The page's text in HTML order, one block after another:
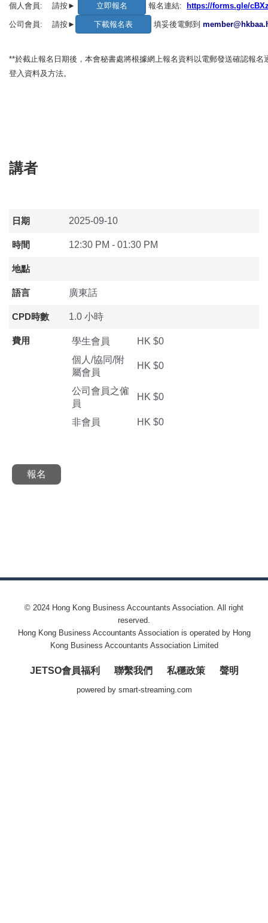
個人會員:
請按► 報名連結: https://forms.gle/
公司會員: 請按► 填妥後電郵到
**於截止報名日期後，本會秘書處將根據網上報名資料以電郵發送確認報名
登入資料及方法。
講者
日期 2025-09-10
時間 12:30 PM - 01:30 PM
地點
語言 廣東話
CPD時數 1.0 小時
費用 學生會員
HK $0
個人/協同/附
屬會員
HK $0
公司會員之僱
員
HK $0
非會員 HK $0
報名
© 2024 Hong Kong Business Accountants Association. All right
reserved.
Hong Kong Business Accountants Association is operated by Hong
Kong Business Accountants Association Limited
JETSO會員福利 聯繫我們 私穩政策 聲明
powered by smart-streaming.com